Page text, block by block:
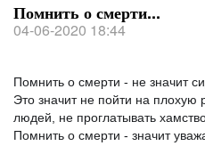
Помнить о смерти...
04-06-2020 18:44
Помнить о смерти - не значит
Это значит не пойти на плохую
людей, не проглатывать
Помнить о смерти - значит